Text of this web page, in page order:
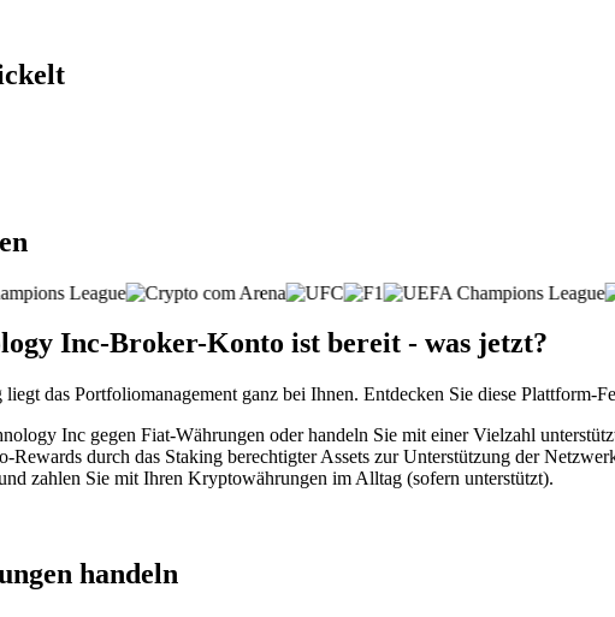
Inc-Broker-Konto ist bereit - was jetzt?
das Portfoliomanagement ganz bei Ihnen. Entdecken Sie diese Plattform-
Inc gegen Fiat-Währungen oder handeln Sie mit einer Vielzahl
Rewards durch das Staking berechtigter Assets zur Unterstützung der
zahlen Sie mit Ihren Kryptowährungen im Alltag (sofern unterstützt).
handeln